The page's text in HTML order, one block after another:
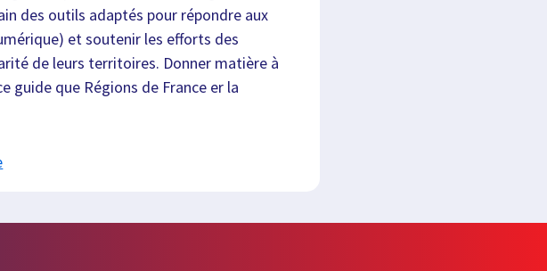
des outils adaptés pour répondre aux
et soutenir les efforts des
de leurs territoires. Donner matière à
guide que Régions de France er la